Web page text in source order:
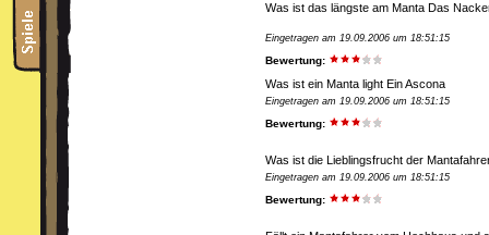
Was ist das längste am Manta Das
Eingetragen am 19.09.2006 um 18:51:15
Bewertung:
Was ist ein Manta light Ein Ascona
Eingetragen am 19.09.2006 um 18:51:15
Bewertung:
Was ist die Lieblingsfrucht der
Eingetragen am 19.09.2006 um 18:51:15
Bewertung: